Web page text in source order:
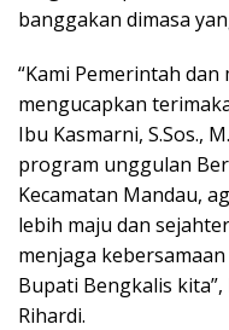
banggakan dimasa
“Kami Pemerintah
mengucapkan
Ibu Kasmarni, S.Sos.,
program unggulan
Kecamatan Mandau,
lebih maju dan
menjaga
Bupati Bengkalis
Rihardi.